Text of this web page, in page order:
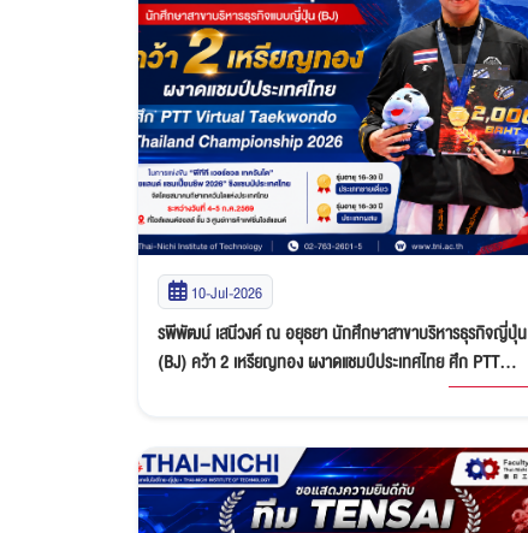
10-Jul-2026
รพีพัฒน์ เสนีวงค์ ณ อยุธยา นักศึกษาสาขาบริหารธุรกิจญี่ปุ่น
(BJ) คว้า 2 เหรียญทอง ผงาดแชมป์ประเทศไทย ศึก PTT
Virtual Taekwondo Thailand Championship 2026